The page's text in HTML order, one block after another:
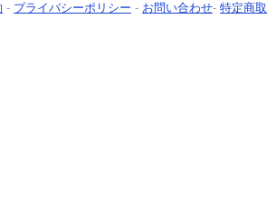
- プライバシーポリシー - お問い合わせ- 特定商